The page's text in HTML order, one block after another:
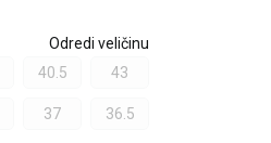
Odredi veličinu
40.5 43
37 36.5